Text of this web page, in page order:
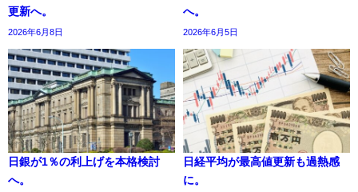
更新へ。
2026年6月8日
へ。
2026年6月5日
日銀が1％の利上げを本格検討
へ。
日経平均が最高値更新も過熱感
に。